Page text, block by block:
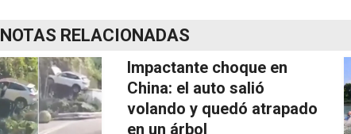
NOTAS RELACIONADAS
Impactante choque en
China: el auto salió
volando y quedó atrapado
en un árbol